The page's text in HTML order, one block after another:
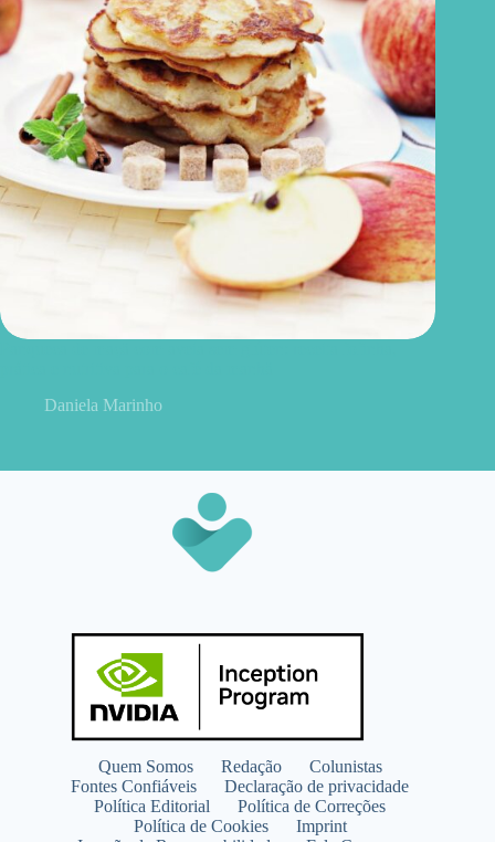
Daniela Marinho
Quem Somos Redação
Colunistas
Fontes Confiáveis
Declaração de privacidade
Política Editorial
Política de Correções
Política de Cookies
Imprint